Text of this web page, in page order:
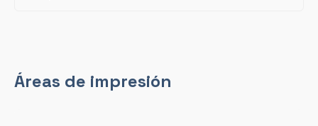
Áreas de impresión